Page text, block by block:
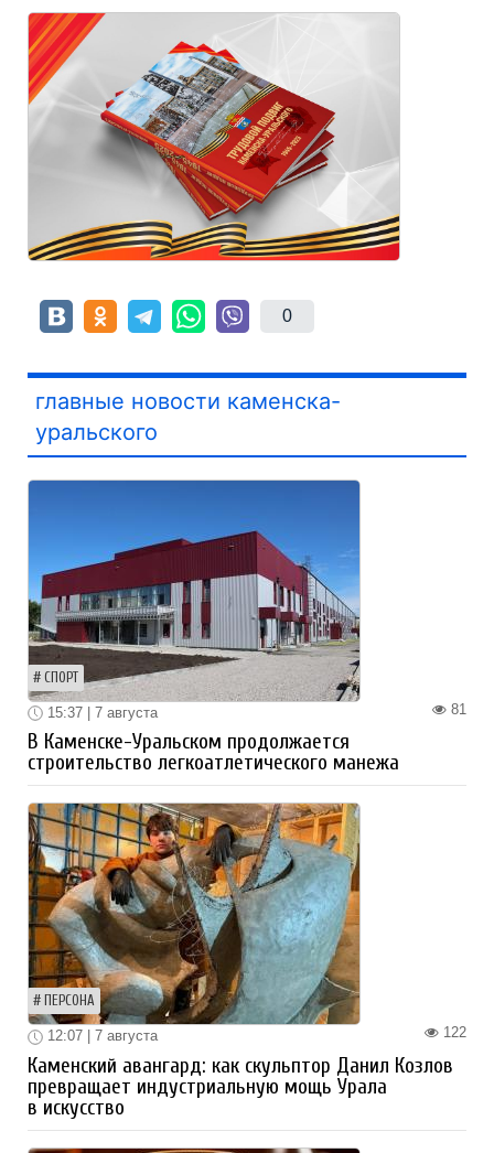
0
главные новости каменска-
уральского
СПОРТ
81
15:37 | 7 августа
В Каменске-Уральском продолжается
строительство легкоатлетического манежа
ПЕРСОНА
122
12:07 | 7 августа
Каменский авангард: как скульптор Данил Козлов
превращает индустриальную мощь Урала
в искусство